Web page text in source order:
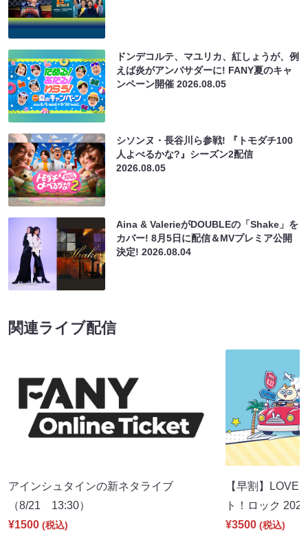
ドンデコルテ、マユリカ、紅しょうが、例
えば炎がアンバサダーに! FANY夏のキャ
ンペーン開催2026.08.05
シソンヌ・長谷川ら参戦! 『トモダチ100
人よべるかな?』シーズン2配信
2026.08.05
Aina & ValerieがDOUBLEの「Shake」を
カバー! 8月5日に配信＆MVプレミア公開
決定!2026.08.04
関連ライブ配信
アインシュタインの新ネタライブ
（8/21 13:30）
¥1500 (税込)
【早割】LOVE
ト！ロック
¥3500 (税込)